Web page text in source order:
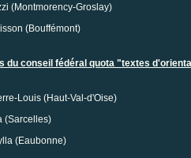
(Montmorency-Groslay)
(Bouffémont)
du conseil fédéral quota "textes
Louis (Haut-Val-d'Oise)
(Sarcelles)
(Eaubonne)